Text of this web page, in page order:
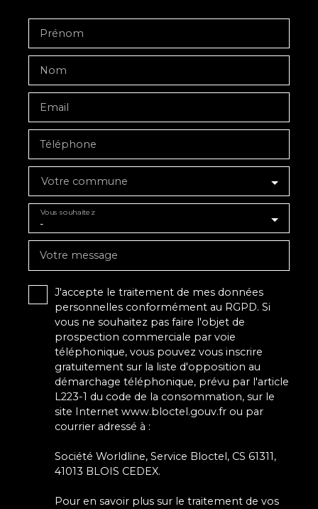
Prénom
Nom
Email
Téléphone
Votre commune
-
Vous souhaitez
Votre message
J'accepte le traitement de mes données
personnelles conformément au RGPD. Si
vous ne souhaitez pas faire l'objet de
prospection commerciale par voie
téléphonique, vous pouvez vous inscrire
gratuitement sur la liste d'opposition au
démarchage téléphonique, prévu par l'article
L223-1 du code de la consommation, sur le
site Internet www.bloctel.gouv.fr ou par
courrier adressé à :
Société Worldline, Service Bloctel, CS 61311,
41013 BLOIS CEDEX.
Pour en savoir plus sur le traitement de vos